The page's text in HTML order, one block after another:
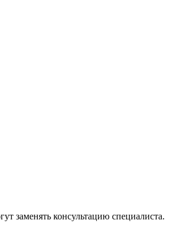
заменять консультацию специалиста.